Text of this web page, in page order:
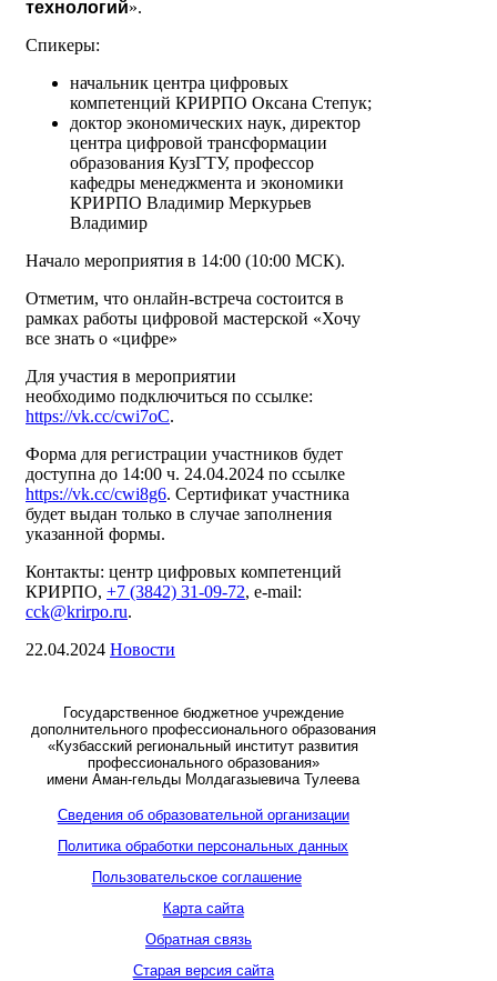
технологий».
Спикеры:
начальник центра цифровых
компетенций КРИРПО Оксана Степук;
доктор экономических наук, директор
центра цифровой трансформации
образования КузГТУ, профессор
кафедры менеджмента и экономики
КРИРПО Владимир Меркурьев
Владимир
Начало мероприятия в 14:00 (10:00 МСК).
Отметим, что онлайн-встреча состоится в
рамках работы цифровой мастерской «Хочу
все знать о «цифре»
Для участия в мероприятии
необходимо подключиться по ссылке:
https://vk.cc/cwi7oC.
Форма для регистрации участников будет
доступна до 14:00 ч. 24.04.2024 по ссылке
https://vk.cc/cwi8g6. Сертификат участника
будет выдан только в случае заполнения
указанной формы.
Контакты: центр цифровых компетенций
КРИРПО, +7 (3842) 31-09-72, e-mail:
cck@krirpo.ru.
22.04.2024 Новости
Государственное бюджетное учреждение
дополнительного профессионального образования
«Кузбасский региональный институт развития
профессионального образования»
имени Аман-гельды Молдагазыевича Тулеева
Сведения об образовательной организации
Политика обработки персональных данных
Пользовательское соглашение
Карта сайта
Обратная связь
Старая версия сайта